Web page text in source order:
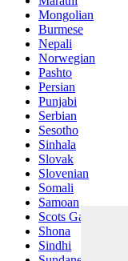
Mongolian
Burmese
Nepali
Norwegian
Pashto
Persian
Punjabi
Serbian
Sesotho
Sinhala
Slovak
Slovenian
Somali
Samoan
Scots Gaelic
Shona
Sindhi